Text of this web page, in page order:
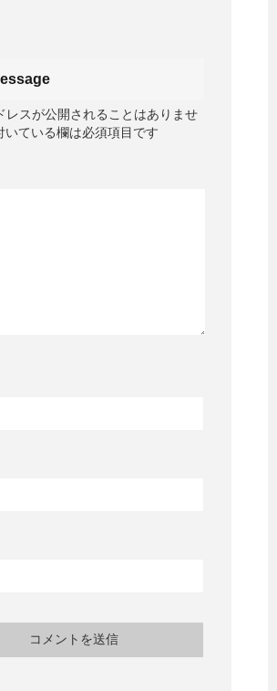
レスが公開されることはありませ
いている欄は必須項目です